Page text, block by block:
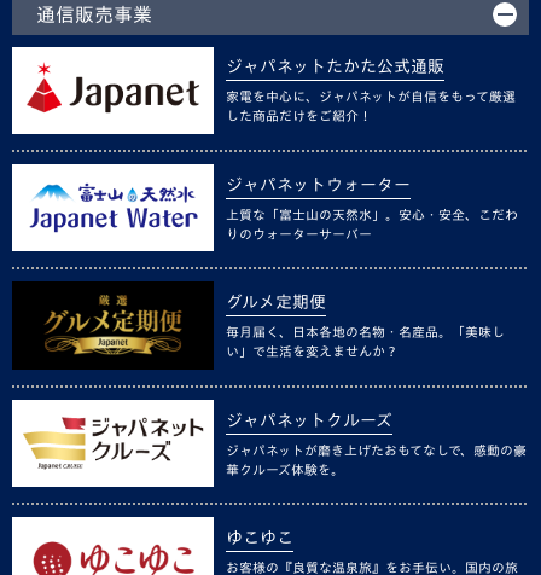
通信販売事業
ジャパネットたかた公式通販
家電を中心に、ジャパネットが自信をもって厳選
した商品だけをご紹介！
ジャパネットウォーター
上質な「富士山の天然水」。安心・安全、こだわ
りのウォーターサーバー
グルメ定期便
毎月届く、日本各地の名物・名産品。「美味し
い」で生活を変えませんか？
ジャパネットクルーズ
ジャパネットが磨き上げたおもてなしで、感動の豪
華クルーズ体験を。
ゆこゆこ
お客様の『良質な温泉旅』をお手伝い。国内の旅